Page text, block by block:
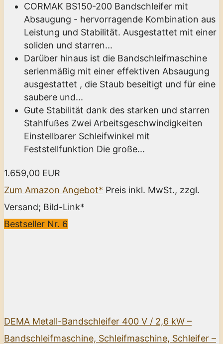
CORMAK BS150-200 Bandschleifer mit
Absaugung - hervorragende Kombination aus
Leistung und Stabilität. Ausgestattet mit einer
soliden und starren...
Darüber hinaus ist die Bandschleifmaschine
serienmäßig mit einer effektiven Absaugung
ausgestattet , die Staub beseitigt und für eine
saubere und...
Gute Stabilität dank des starken und starren
Stahlfußes Zwei Arbeitsgeschwindigkeiten
Einstellbarer Schleifwinkel mit
Feststellfunktion Die große...
1.659,00 EUR
Zum Amazon Angebot* Preis inkl. MwSt., zzgl.
Versand; Bild-Link*
Bestseller Nr. 6
DEMA Metall-Bandschleifer 400 V / 2,6 kW –
Bandschleifmaschine, Schleifmaschine, Schleifer –